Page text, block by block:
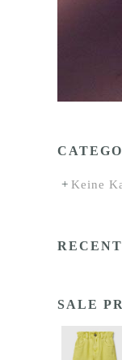
Keine
SALE